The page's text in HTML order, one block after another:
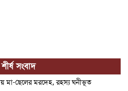
শীর্ষ সংবাদ
মা-ছেলের মরদেহ, রহস্য ঘনীভূত